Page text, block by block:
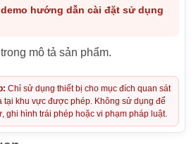
hướng dẫn cài đặt sử dụng
mô tả sản phẩm.
Chỉ sử dụng thiết bị cho mục đích quan sát
tại khu vực được phép. Không sử dụng để
ghi hình trái phép hoặc vi phạm pháp luật.